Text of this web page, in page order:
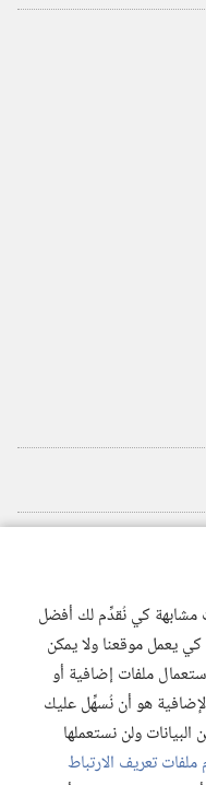
مشابهة كي نُقدِّم لك أفضل
يعمل موقعنا ولا يمكن
ملفات إضافية أو
هو أن نُسهِّل عليك
البيانات ولن نستعملها
تعريف الارتباط